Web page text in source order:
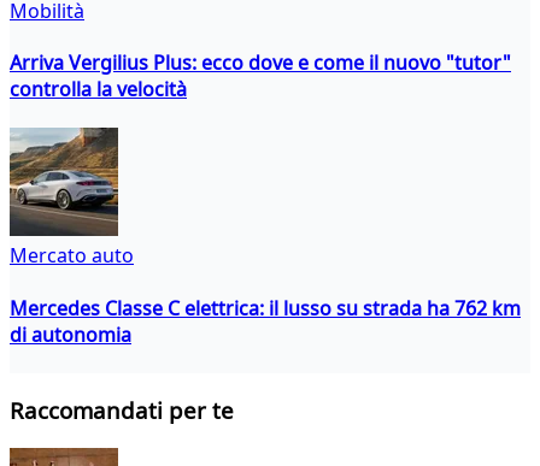
Mobilità
Arriva Vergilius Plus: ecco dove e come il nuovo "tutor"
controlla la velocità
Mercato auto
Mercedes Classe C elettrica: il lusso su strada ha 762 km
di autonomia
Raccomandati per te